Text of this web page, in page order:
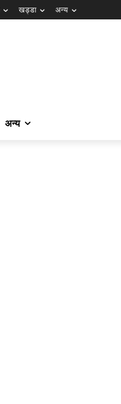
खड्डा अन्य
अन्य